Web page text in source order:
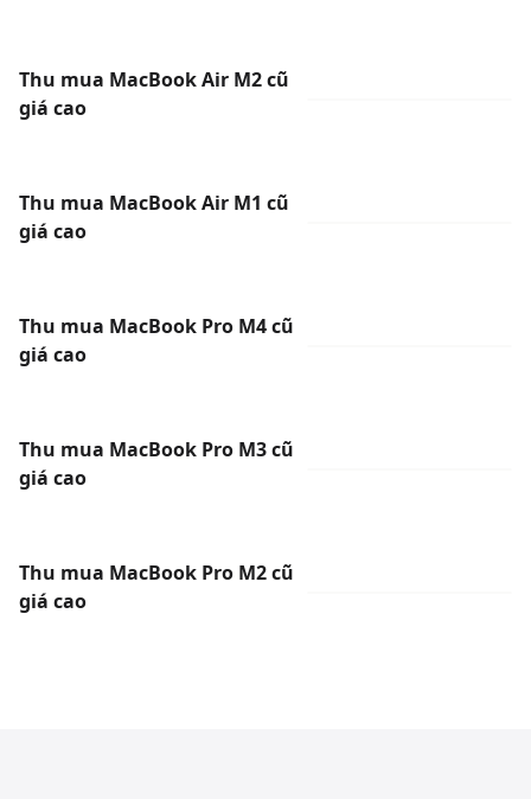
Thu mua MacBook Air M2 cũ
giá cao
Thu mua MacBook Air M1 cũ
giá cao
Thu mua MacBook Pro M4 cũ
giá cao
Thu mua MacBook Pro M3 cũ
giá cao
Thu mua MacBook Pro M2 cũ
giá cao